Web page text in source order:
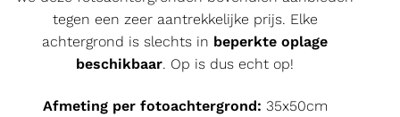
tegen een zeer aantrekkelijke prijs. Elke
achtergrond is slechts in beperkte oplage
beschikbaar. Op is dus echt op!
Afmeting per fotoachtergrond: 35x50cm